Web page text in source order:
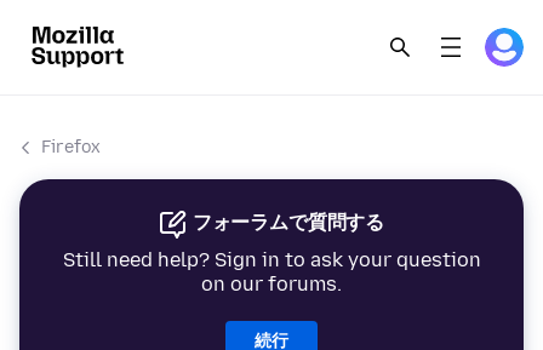
Firefox
フォーラムで質問する
Still need help? Sign in to ask your question
on our forums.
続行